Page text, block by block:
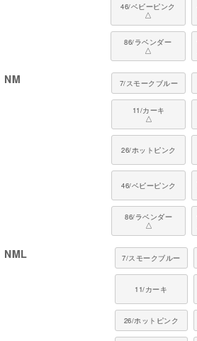
46/ベビーピンク
△
86/ラベンダー
△
NM 7/スモークブルー
11/カーキ
△
26/ホットピンク
46/ベビーピンク
86/ラベンダー
△
NML 7/スモークブルー
11/カーキ
26/ホットピンク